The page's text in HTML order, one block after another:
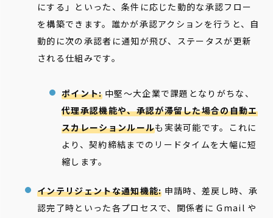
にする」といった、条件に応じた動的な承認フロー
を構築できます。誰かが承認アクションを行うと、自
動的に次の承認者に通知が飛び、ステータスが更新
される仕組みです。
ポイント:中堅〜大企業で課題となりがちな、
代理承認機能や、承認が滞留した場合の自動エ
スカレーションルールも実装可能です。これに
より、契約締結までのリードタイムを大幅に短
縮します。
インテリジェントな通知機能: 申請時、差戻し時、承
認完了時といった各プロセスで、関係者に Gmail や